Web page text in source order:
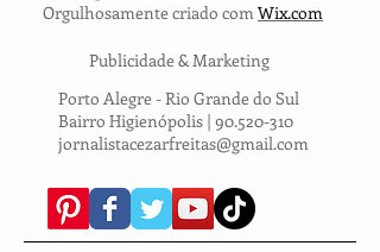
Orgulhosamente criado comWix.com
Publicidade & Marketing
Porto Alegre - Rio Grande do Sul
jornalistacezarfreitas@gmail.com